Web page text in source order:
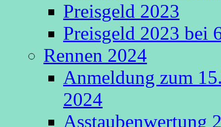
Preisgeld 2023
Preisgeld 2023 bei
Rennen 2024
Anmeldung zum
2024
Asstaubenwertung